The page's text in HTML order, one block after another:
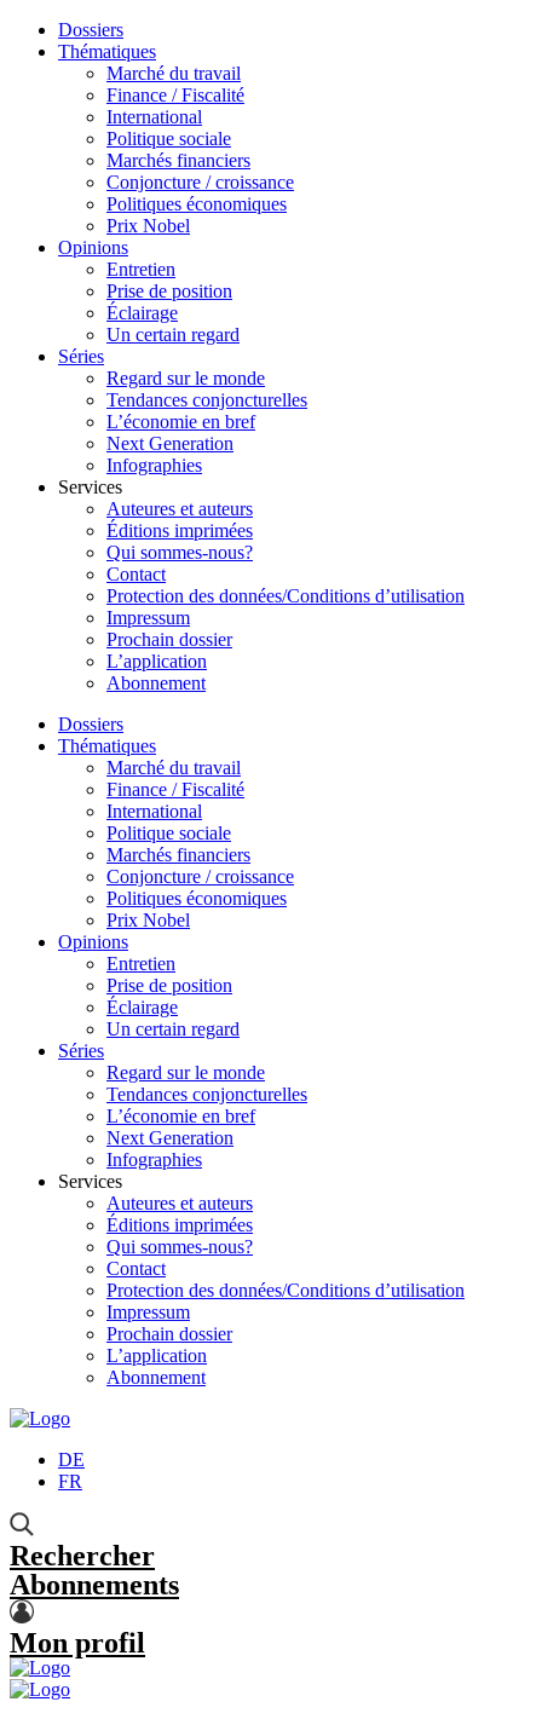
Dossiers
Thématiques
Marché du travail
Finance / Fiscalité
International
Politique sociale
Marchés financiers
Conjoncture / croissance
Politiques économiques
Prix Nobel
Opinions
Entretien
Prise de position
Éclairage
Un certain regard
Séries
Regard sur le monde
Tendances conjoncturelles
L’économie en bref
Next Generation
Infographies
Services
Auteures et auteurs
Éditions imprimées
Qui sommes-nous?
Contact
Protection des données/Conditions d’utilisation
Impressum
Prochain dossier
L’application
Abonnement
Dossiers
Thématiques
Marché du travail
Finance / Fiscalité
International
Politique sociale
Marchés financiers
Conjoncture / croissance
Politiques économiques
Prix Nobel
Opinions
Entretien
Prise de position
Éclairage
Un certain regard
Séries
Regard sur le monde
Tendances conjoncturelles
L’économie en bref
Next Generation
Infographies
Services
Auteures et auteurs
Éditions imprimées
Qui sommes-nous?
Contact
Protection des données/Conditions d’utilisation
Impressum
Prochain dossier
L’application
Abonnement
DE
FR
Rechercher
Abonnements
Mon profil